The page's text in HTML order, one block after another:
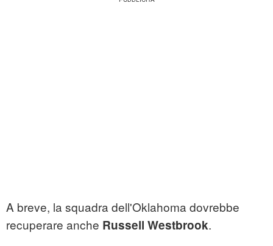
A breve, la squadra dell'Oklahoma dovrebbe
recuperare anche Russell Westbrook.